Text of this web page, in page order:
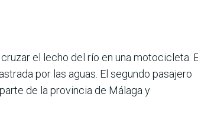
el lecho del río en una motocicleta.
por las aguas. El segundo pasajero
de la provincia de Málaga y